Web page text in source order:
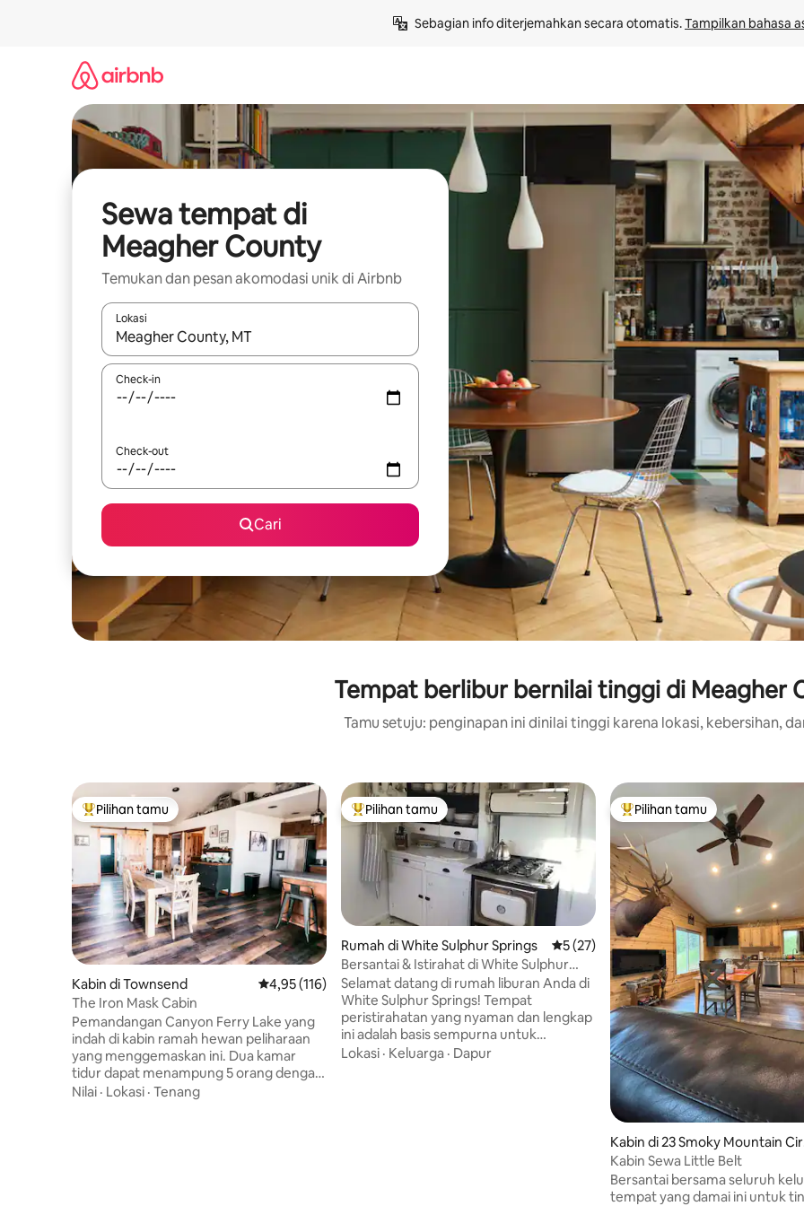
Sebagian info diterjemahkan secara otomatis. Tampilkan bahasa
Sewa tempat di
Meagher County
Temukan dan pesan akomodasi unik di Airbnb
Lokasi
Jika hasil yang dicari tersedia, telusuri dengan tombol panah ke atas dan ke bawah atau jelajahi dengan sentuhan atau
Check-in
Check-out
Cari
Tempat berlibur bernilai tinggi di Meagher
Tamu setuju: penginapan ini dinilai tinggi karena lokasi, kebersihan,
Pilihan tamu terpopuler
Pilihan tamu
Kabin di Townsend Nilai rata-rata 4,95 dari 5, 116 ulasan
4,95 (116)
The Iron Mask Cabin
Pemandangan Canyon Ferry Lake yang
indah di kabin ramah hewan peliharaan
yang menggemaskan ini. Dua kamar
tidur dapat menampung 5 orang dengan
nyaman. Kamar tidur pertama memiliki
Nilai · Lokasi · Tenang
Pilihan tamu terpopuler
Pilihan tamu
Rumah di White Sulphur Springs Nilai rata-rata 5 dari 5, 27 ulasan
5 (27)
Bersantai & Istirahat di White Sulphur
Springs
Selamat datang di rumah liburan Anda di
White Sulphur Springs! Tempat
peristirahatan yang nyaman dan lengkap
ini adalah basis sempurna untuk
petualangan Central Montana Anda -
Lokasi · Keluarga · Dapur
Pilihan tamu terpopuler
Pilihan tamu
Kabin di 23 Smoky Mountain
White Sulphur Springs
Kabin Sewa Little Belt
Bersantai bersama seluruh
tempat yang damai ini untuk